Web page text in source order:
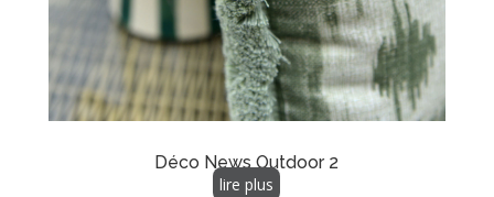
Déco News Outdoor 2
lire plus